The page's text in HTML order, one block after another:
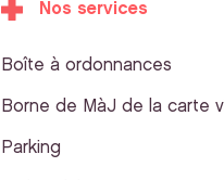
Nos services
Boîte à ordonnances
Borne de MàJ de la carte
Parking